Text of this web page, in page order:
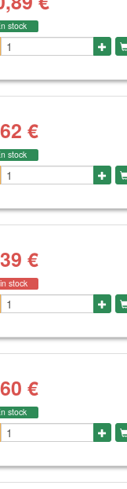
stock
€
stock
€
stock
€
stock